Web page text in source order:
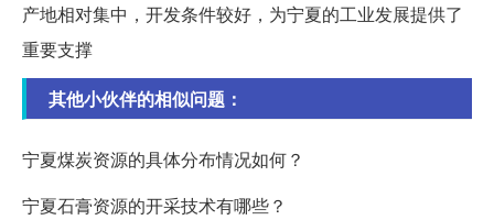
产地相对集中，开发条件较好，为宁夏的工业发展提供了
重要支撑
其他小伙伴的相似问题：
宁夏煤炭资源的具体分布情况如何？
宁夏石膏资源的开采技术有哪些？